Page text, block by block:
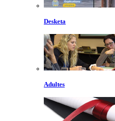
Desketa
Adultes